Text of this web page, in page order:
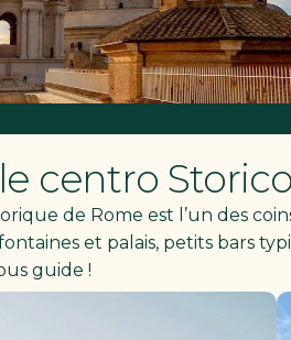
centro
de Rome est l’un des
et palais, petits bars
guide !